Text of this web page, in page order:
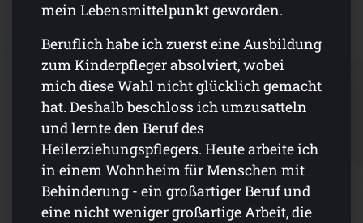
mein Lebensmittelpunkt geworden.
Beruflich habe ich zuerst eine Ausbildung
zum Kinderpfleger absolviert, wobei
mich diese Wahl nicht glücklich gemacht
hat. Deshalb beschloss ich umzusatteln
und lernte den Beruf des
Heilerziehungspflegers. Heute arbeite ich
in einem Wohnheim für Menschen mit
Behinderung - ein großartiger Beruf und
eine nicht weniger großartige Arbeit, die